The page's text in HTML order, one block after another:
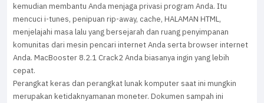
kemudian membantu Anda menjaga privasi program Anda. Itu
mencuci i-tunes, penipuan rip-away, cache, HALAMAN HTML,
menjelajahi masa lalu yang bersejarah dan ruang penyimpanan
komunitas dari mesin pencari internet Anda serta browser internet
Anda. MacBooster 8.2.1 Crack2 Anda biasanya ingin yang lebih
cepat.
Perangkat keras dan perangkat lunak komputer saat ini mungkin
merupakan ketidaknyamanan moneter. Dokumen sampah ini